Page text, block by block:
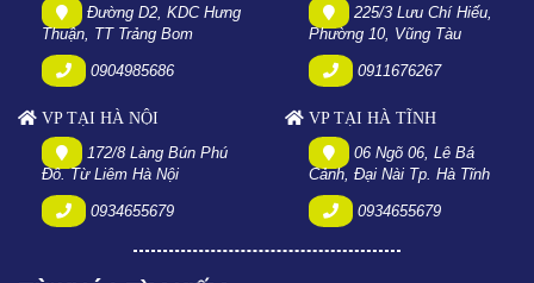
Đường D2, KDC Hưng
Thuận, TT Trảng Bom
0904985686
225/3 Lưu Chí Hiếu,
Phường 10, Vũng Tàu
0911676267
VP TẠI HÀ NỘI
172/8 Làng Bún Phú
Đô. Từ Liêm Hà Nội
0934655679
VP TẠI HÀ TĨNH
06 Ngõ 06, Lê Bá
Cảnh, Đại Nài Tp. Hà Tĩnh
0934655679